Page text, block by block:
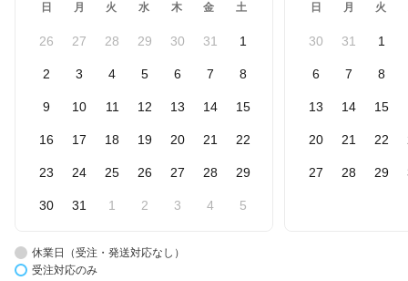
日 月 火 水 木 金 土
26 27 28 29 30 31 1
2 3 4 5 6 7 8
9 10 11 12 13 14 15
16 17 18 19 20 21 22
23 24 25 26 27 28 29
30 31 1 2 3 4 5
日 月 火
30 31 1
6 7 8
13 14 15
20 21 22
27 28 29
休業日（受注・発送対応なし）
受注対応のみ